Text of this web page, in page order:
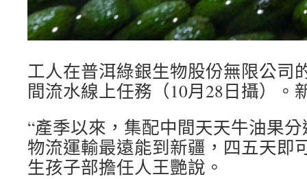
工人在普洱綠銀生物股份無限公司
間流水線上任務（10月28日攝）。
“產季以來，集配中間天天牛油果
物流運輸最遠能到新疆，四五天即
生孩子部擔任人王艷說。